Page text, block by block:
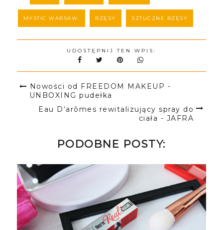
MYSTIC WARSAW. RZĘSY SZTUCZNE RZĘSY
UDOSTĘPNIJ TEN WPIS:
Nowości od FREEDOM MAKEUP -
UNBOXING pudełka
Eau D‘arômes rewitalizujący spray do
ciała - JAFRA
PODOBNE POSTY: